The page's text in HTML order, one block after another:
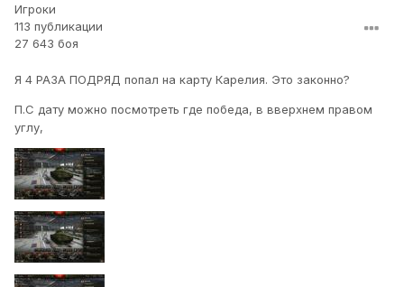
Игроки
113 публикации
27 643 боя
Я 4 РАЗА ПОДРЯД попал на карту Карелия. Это законно?
П.С дату можно посмотреть где победа, в вверхнем правом
углу,